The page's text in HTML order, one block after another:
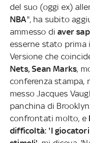
del suo (oggi ex)
NBA", ha subito
ammesso di aver
esserne stato
Versione che
Nets, Sean Marks,
conferenza stampa,
messo Jacques
panchina di
confrontati molto, e
difficoltà: 'I